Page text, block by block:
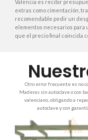
Valencia es recibir
extras como cimentación,
recomendable pedir un
elementos necesarios para
que el precio final coincida
Otro error frecuente es no
Maderas sin autoclave o con
valenciano, obligando a
autoclave y con